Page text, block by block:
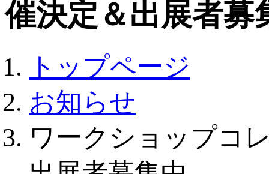
トップページ
お知らせ
ワークショップコ